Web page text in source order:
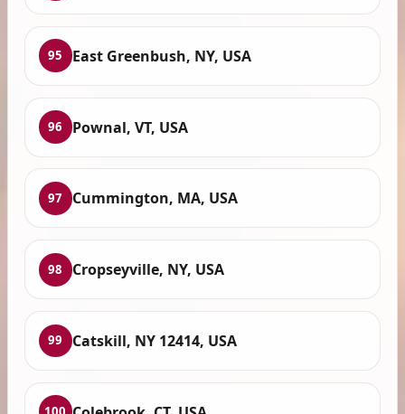
95 East Greenbush, NY, USA
96 Pownal, VT, USA
97 Cummington, MA, USA
98 Cropseyville, NY, USA
99 Catskill, NY 12414, USA